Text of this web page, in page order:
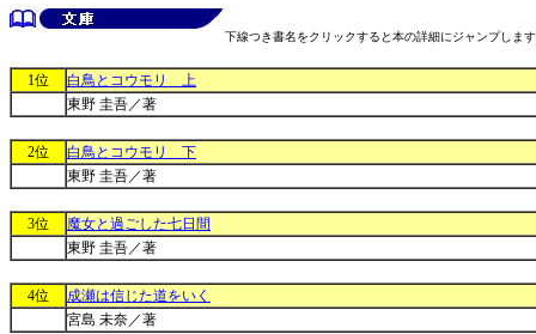
下線つき書名をクリックすると本の詳細にジャンプしま
1位
白鳥とコウモリ 上
東野 圭吾／著
2位
白鳥とコウモリ 下
東野 圭吾／著
3位
魔女と過ごした七日間
東野 圭吾／著
4位
成瀬は信じた道をいく
宮島 未奈／著